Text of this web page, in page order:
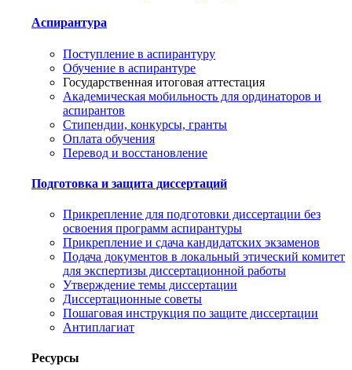
Аспирантура
Поступление в аспирантуру
Обучение в аспирантуре
Государственная итоговая аттестация
Академическая мобильность для ординаторов и
аспирантов
Стипендии, конкурсы, гранты
Оплата обучения
Перевод и восстановление
Подготовка и защита диссертаций
Прикрепление для подготовки диссертации без
освоения программ аспирантуры
Прикрепление и сдача кандидатских экзаменов
Подача документов в локальный этический комитет
для экспертизы диссертационной работы
Утверждение темы диссертации
Диссертационные советы
Пошаговая инструкция по защите диссертации
Антиплагиат
Ресурсы